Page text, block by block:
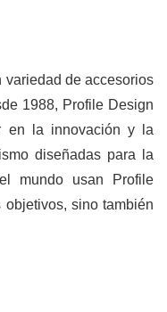
variedad de accesorios
1988, Profile Design
en la innovación y la
diseñadas para la
mundo usan Profile
sino también